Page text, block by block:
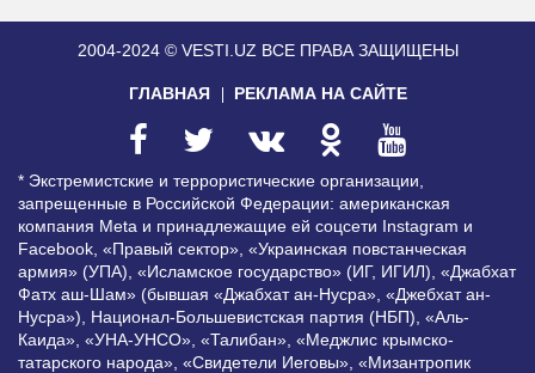
2004-2024 © VESTI.UZ ВСЕ ПРАВА ЗАЩИЩЕНЫ
ГЛАВНАЯ РЕКЛАМА НА САЙТЕ
* Экстремистские и террористические организации,
запрещенные в Российской Федерации: американская
компания Meta и принадлежащие ей соцсети Instagram и
Facebook, «Правый сектор», «Украинская повстанческая
армия» (УПА), «Исламское государство» (ИГ, ИГИЛ), «Джабхат
Фатх аш-Шам» (бывшая «Джабхат ан-Нусра», «Джебхат ан-
Нусра»), Национал-Большевистская партия (НБП), «Аль-
Каида», «УНА-УНСО», «Талибан», «Меджлис крымско-
татарского народа», «Свидетели Иеговы», «Мизантропик